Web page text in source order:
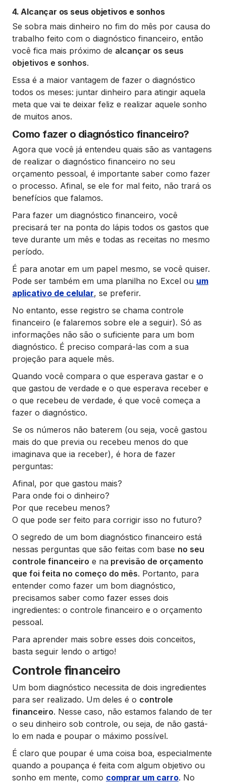
4. Alcançar os seus objetivos e sonhos
Se sobra mais dinheiro no fim do mês por causa do
trabalho feito com o diagnóstico financeiro, então
você fica mais próximo de alcançar os seus
objetivos e sonhos.
Essa é a maior vantagem de fazer o diagnóstico
todos os meses: juntar dinheiro para atingir aquela
meta que vai te deixar feliz e realizar aquele sonho
de muitos anos.
Como fazer o diagnóstico financeiro?
Agora que você já entendeu quais são as vantagens
de realizar o diagnóstico financeiro no seu
orçamento pessoal, é importante saber como fazer
o processo. Afinal, se ele for mal feito, não trará os
benefícios que falamos.
Para fazer um diagnóstico financeiro, você
precisará ter na ponta do lápis todos os gastos que
teve durante um mês e todas as receitas no mesmo
período.
É para anotar em um papel mesmo, se você quiser.
Pode ser também em uma planilha no Excel ou um
aplicativo de celular, se preferir.
No entanto, esse registro se chama controle
financeiro (e falaremos sobre ele a seguir). Só as
informações não são o suficiente para um bom
diagnóstico. É preciso compará-las com a sua
projeção para aquele mês.
Quando você compara o que esperava gastar e o
que gastou de verdade e o que esperava receber e
o que recebeu de verdade, é que você começa a
fazer o diagnóstico.
Se os números não baterem (ou seja, você gastou
mais do que previa ou recebeu menos do que
imaginava que ia receber), é hora de fazer
perguntas:
Afinal, por que gastou mais?
Para onde foi o dinheiro?
Por que recebeu menos?
O que pode ser feito para corrigir isso no futuro?
O segredo de um bom diagnóstico financeiro está
nessas perguntas que são feitas com base no seu
controle financeiro e na previsão de orçamento
que foi feita no começo do mês. Portanto, para
entender como fazer um bom diagnóstico,
precisamos saber como fazer esses dois
ingredientes: o controle financeiro e o orçamento
pessoal.
Para aprender mais sobre esses dois conceitos,
basta seguir lendo o artigo!
Controle financeiro
Um bom diagnóstico necessita de dois ingredientes
para ser realizado. Um deles é o controle
financeiro. Nesse caso, não estamos falando de ter
o seu dinheiro sob controle, ou seja, de não gastá-
lo em nada e poupar o máximo possível.
É claro que poupar é uma coisa boa, especialmente
quando a poupança é feita com algum objetivo ou
sonho em mente, como comprar um carro. No